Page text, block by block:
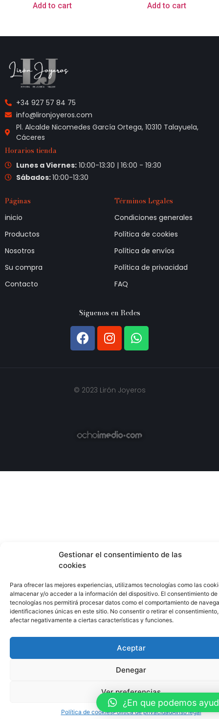
Gestionar el consentimiento de las
cookies
Para ofrecer las mejores experiencias, utilizamos tecnologías como las
almacenar y/o acceder a la información del dispositivo. El consentimiento de
tecnologías nos permitirá procesar datos como el comportamiento de
identificaciones únicas en este sitio. No consentir o retirar el
afectar negativamente a ciertas características y funciones.
Aceptar
Denegar
Ver preferencias
Política de cookiesPolítica de privacidadAviso legal
Add to cart Add to cart
+34 927 57 84 75
info@lironjoyeros.com
Pl. Alcalde Nicomedes García Ortega, 10310 Talayuela,
Cáceres
Horarios tienda
Lunes a Viernes:10:00-13:30 | 16:00 - 19:30
Sábados:10:00-13:30
Páginas
inicio
Productos
Nosotros
Su compra
Contacto
Términos Legales
Condiciones generales
Política de cookies
Política de envíos
Política de privacidad
FAQ
Síguenos en Redes
© 2023 Lirón Joyeros
¿En que podemos